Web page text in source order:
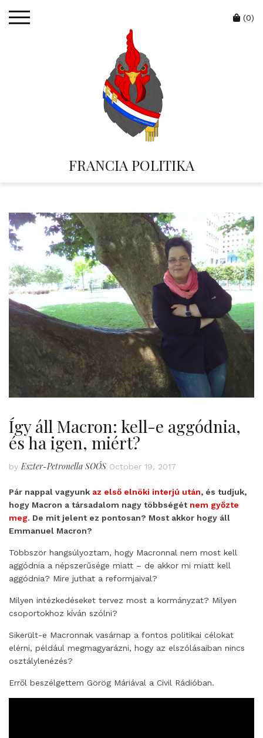
FRANCIA POLITIKA
Cart
(0)
Így áll Macron: kell-e aggódnia,
és ha igen, miért?
by Eszter-Petronella SOÓS October 19, 2017
Pár nappal vagyunk az első elnöki interjú után, és tudjuk,
hogy Macron a társadalom nagy többségét nem győzte
meg. De mit jelent ez pontosan? Most akkor hogy áll
Emmanuel Macron?
Többször hangsúlyoztam, hogy Macronnal nem most kell
aggódnia a népszerűsége miatt – de akkor mi miatt kell
aggódnia? Mire juthat a reformjaival?
Milyen intézkedéseket tervez most a kormányzat? Milyen
csoportokhoz kíván szólni?
Sikerült-e Macronnak vasárnap a fontos politikai célokat
elérni, például megmagyarázni, hogy az elszólásaiban nincs
osztálylenézés?
Erről beszélgettem Görög Máriával a Civil Rádióban.